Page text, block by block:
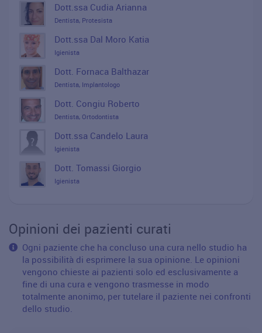
Dott.ssa Cudia Arianna
Dentista, Protesista
Dott.ssa Dal Moro Katia
Igienista
Dott. Fornaca Balthazar
Dentista, Implantologo
Dott. Congiu Roberto
Dentista, Ortodontista
Dott.ssa Candelo Laura
Igienista
Dott. Tomassi Giorgio
Igienista
Opinioni dei pazienti curati
Ogni paziente che ha concluso una cura nello studio ha
la possibilità di esprimere la sua opinione. Le opinioni
vengono chieste ai pazienti solo ed esclusivamente a
fine di una cura e vengono trasmesse in modo
totalmente anonimo, per tutelare il paziente nei confronti
dello studio.